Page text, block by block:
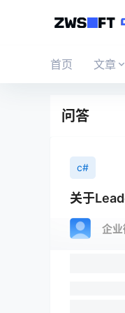
首页 文章
问答
c#
关于
企业